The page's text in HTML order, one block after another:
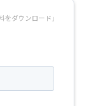
ダウンロード」